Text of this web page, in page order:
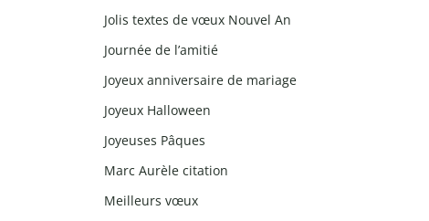
Jolis textes de vœux Nouvel An
Journée de l’amitié
Joyeux anniversaire de mariage
Joyeux Halloween
Joyeuses Pâques
Marc Aurèle citation
Meilleurs vœux